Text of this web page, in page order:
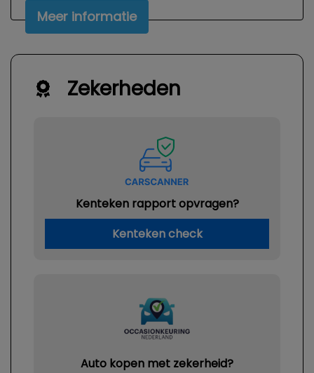
Led dagrijverlichting
Led koplampen
Lichtmetalen velgen 18"
Metaalkleur
Overige
Achteropkomend verkeer waarschuwing
Achteruitrij assistent
Autonomous emergency braking
Bestuurdersairbag
Bluetooth
Meer informatie
Zekerheden
Kenteken rapport opvragen?
Kenteken check
Auto kopen met zekerheid?